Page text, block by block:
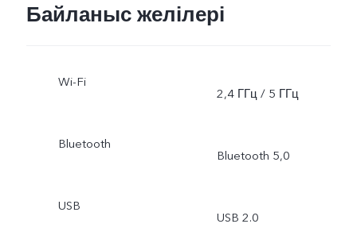
Байланыс желілері
Wi-Fi
2,4 ГГц / 5 ГГц
Bluetooth
Bluetooth 5,0
USB
USB 2.0